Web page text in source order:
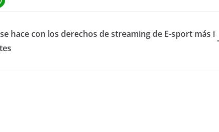
hace con los derechos de streaming de E-sport más i